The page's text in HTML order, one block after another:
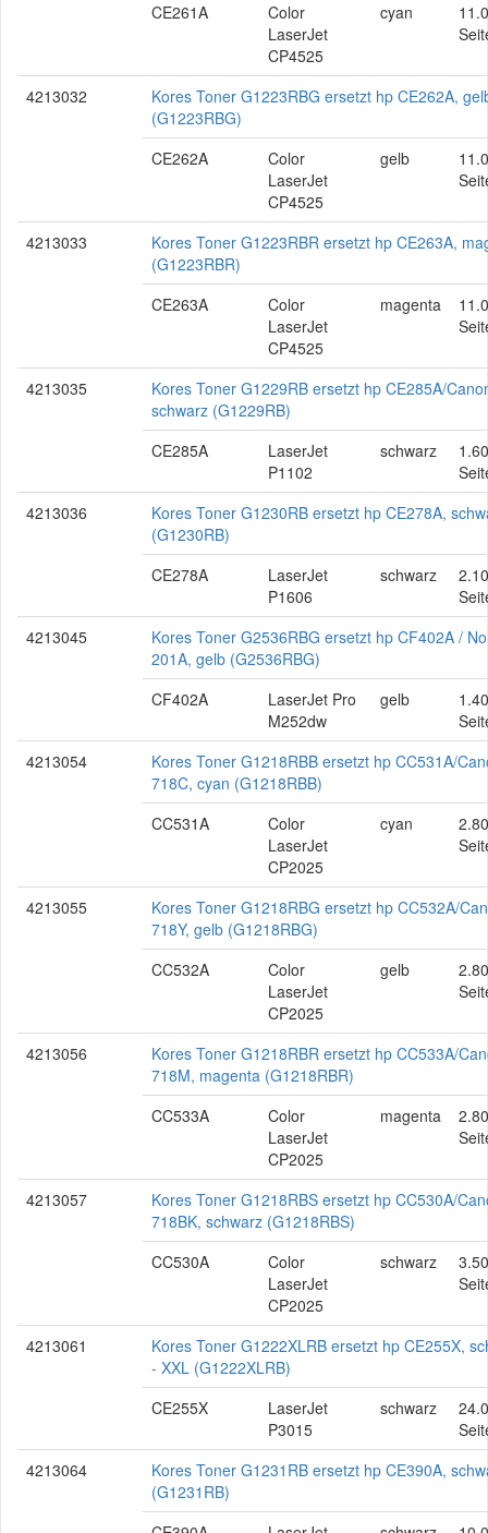
CE261A
Color
LaserJet
CP4525
cyan
4213032
Kores Toner G1223RBG ersetzt hp CE262A,
(G1223RBG)
CE262A
Color
LaserJet
CP4525
gelb
4213033
Kores Toner G1223RBR ersetzt hp CE263A,
(G1223RBR)
CE263A
Color
LaserJet
CP4525
magenta
4213035
Kores Toner G1229RB ersetzt hp CE285A/
schwarz (G1229RB)
CE285A
LaserJet
P1102
schwarz
4213036
Kores Toner G1230RB ersetzt hp CE278A,
(G1230RB)
CE278A
LaserJet
P1606
schwarz
4213045
Kores Toner G2536RBG ersetzt hp CF402A /
201A, gelb (G2536RBG)
CF402A
LaserJet Pro
M252dw
gelb
4213054
Kores Toner G1218RBB ersetzt hp CC531A/
718C, cyan (G1218RBB)
CC531A
Color
LaserJet
CP2025
cyan
4213055
Kores Toner G1218RBG ersetzt hp CC532A/
718Y, gelb (G1218RBG)
CC532A
Color
LaserJet
CP2025
gelb
4213056
Kores Toner G1218RBR ersetzt hp CC533A/
718M, magenta (G1218RBR)
CC533A
Color
LaserJet
CP2025
magenta
4213057
Kores Toner G1218RBS ersetzt hp CC530A/
718BK, schwarz (G1218RBS)
CC530A
Color
LaserJet
CP2025
schwarz
4213061
Kores Toner G1222XLRB ersetzt hp CE255X,
- XXL (G1222XLRB)
CE255X
LaserJet
P3015
schwarz
4213064
Kores Toner G1231RB ersetzt hp CE390A,
(G1231RB)